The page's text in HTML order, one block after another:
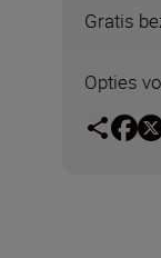
Gratis
Opties